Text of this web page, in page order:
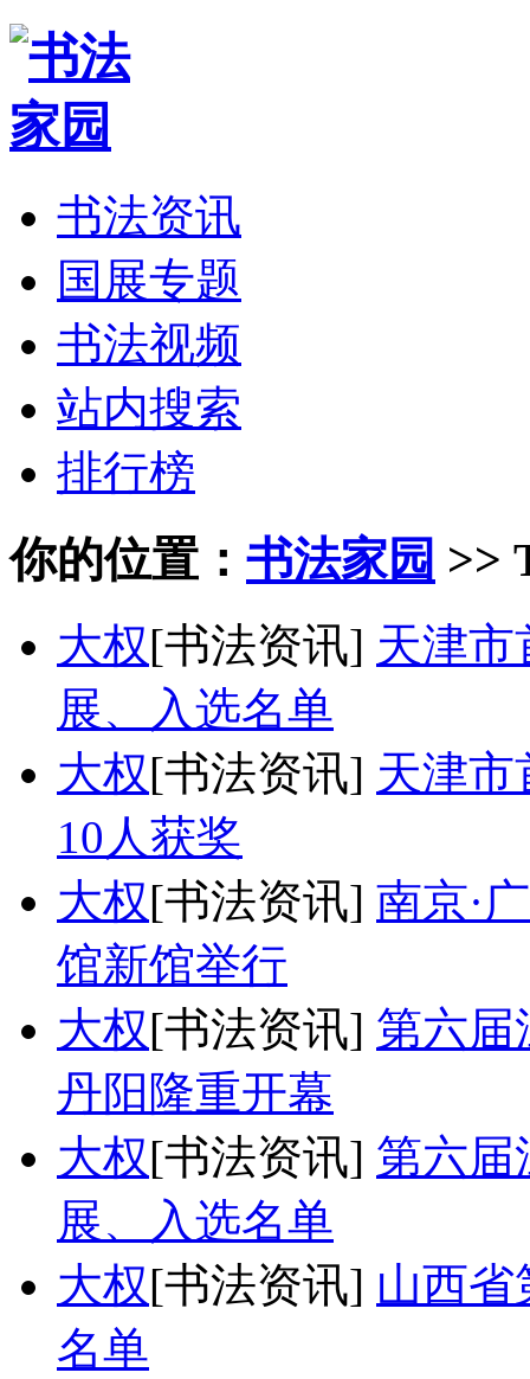
书法资讯
国展专题
书法视频
站内搜索
排行榜
你的位置： 书法家园 >>
大权[书法资讯] 天津市
展、入选名单
大权[书法资讯] 天津市
10人获奖
大权[书法资讯] 南京·
馆新馆举行
大权[书法资讯] 第六届
丹阳隆重开幕
大权[书法资讯] 第六届
展、入选名单
大权[书法资讯] 山西省
名单